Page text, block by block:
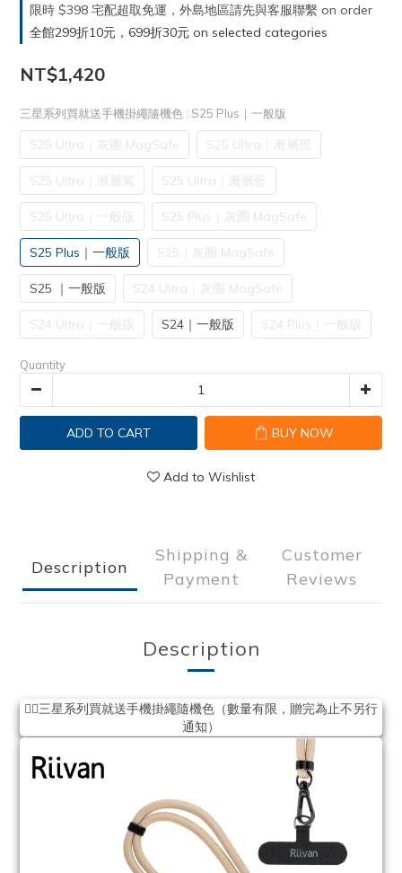
限時 $398 宅配超取免運，外島地區請先與客服聯繫 on order
全館299折10元，699折30元 on selected categories
NT$1,420
三星系列買就送手機掛繩隨機色 : S25 Plus｜一般版
S25 Ultra｜灰圈 MagSafe S25 Ultra｜漸層黑
S25 Ultra｜漸層紫 S25 Ultra｜漸層藍
S25 Ultra｜一般版 S25 Plus｜灰圈 MagSafe
S25 Plus｜一般版 S25｜灰圈 MagSafe
S25 ｜一般版 S24 Ultra｜灰圈 MagSafe
S24 Ultra｜一般版 S24｜一般版 S24 Plus｜一般版
Quantity
ADD TO CART BUY NOW
Add to Wishlist
Description
Shipping &
Payment
Customer
Reviews
Description
❤️‍🔥三星系列買就送手機掛繩隨機色（數量有限，贈完為止不另行
通知）